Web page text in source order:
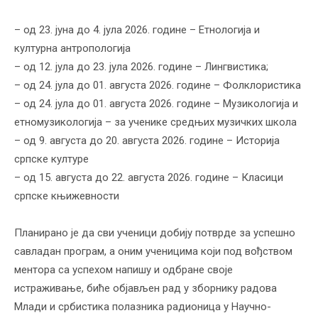
– од 23. јуна до 4. јула 2026. године – Етнологија и
културна антропологија
– од 12. јула до 23. јула 2026. године – Лингвистика;
– од 24. јула до 01. августа 2026. године – Фолклористика
– од 24. јула до 01. августа 2026. године – Музикологија и
етномузикологија – за ученике средњих музичких школа
– од 9. августа до 20. августа 2026. године – Историја
српске културе
– од 15. августа до 22. августа 2026. године – Класици
српске књижевности
Планирано је да сви ученици добију потврде за успешно
савладан програм, а оним ученицима који под вођством
ментора са успехом напишу и одбране своје
истраживање, биће објављен рад у зборнику радова
Млади и србистика полазника радионица у Научно-